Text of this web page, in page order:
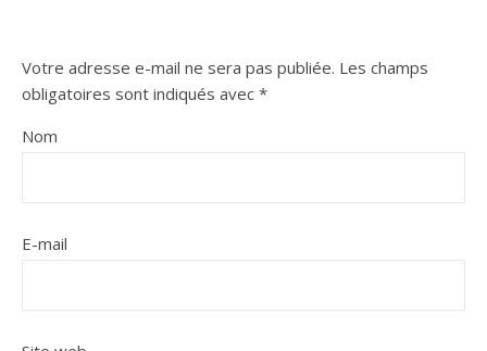
Votre adresse e-mail ne sera pas publiée. Les champs
obligatoires sont indiqués avec *
Nom
E-mail